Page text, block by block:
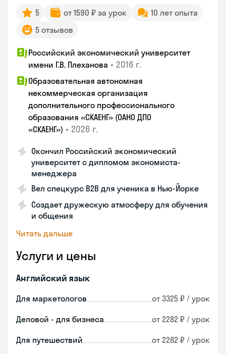
5 от 1590 ₽ за урок
10 лет опыта
5 отзывов
Российский экономический университет
имени Г.В. Плеханова • 2016 г.
Образовательная автономная
некоммерческая организация
дополнительного профессионального
образования «СКАЕНГ» (ОАНО ДПО
«СКАЕНГ») • 2026 г.
Окончил Российский экономический
университет с дипломом экономиста-
менеджера
Вел спецкурс B2B для ученика в Нью-Йорке
Создает дружескую атмосферу для обучения
и общения
Читать дальше
Услуги и цены
Английский язык
Для маркетологов от 3325 ₽ / урок
Деловой - для бизнеса от 2282 ₽ / урок
Для путешествий от 2282 ₽ / урок